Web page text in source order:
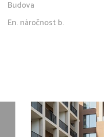
Budova
En. náročnost b.